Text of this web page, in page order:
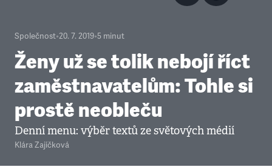
Společnost•20. 7. 2019•5 minut
Ženy už se tolik nebojí říct
zaměstnavatelům: Tohle si
prostě neobleču
Denní menu: výběr textů ze světových médií
Klára Zajíčková